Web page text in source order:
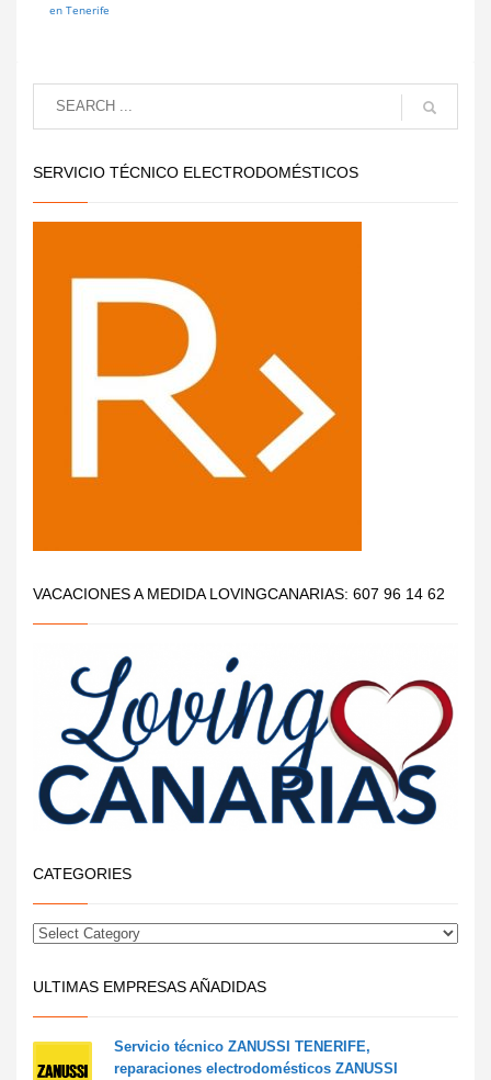
en Tenerife
SERVICIO TÉCNICO ELECTRODOMÉSTICOS
VACACIONES A MEDIDA LOVINGCANARIAS: 607 96 14 62
CATEGORIES
ULTIMAS EMPRESAS AÑADIDAS
Servicio técnico ZANUSSI TENERIFE,
reparaciones electrodomésticos ZANUSSI